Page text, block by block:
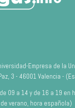
Empresa de la
3 - 46001 Valencia -
09 a 14 y de 16 a 19 en
verano, hora española)